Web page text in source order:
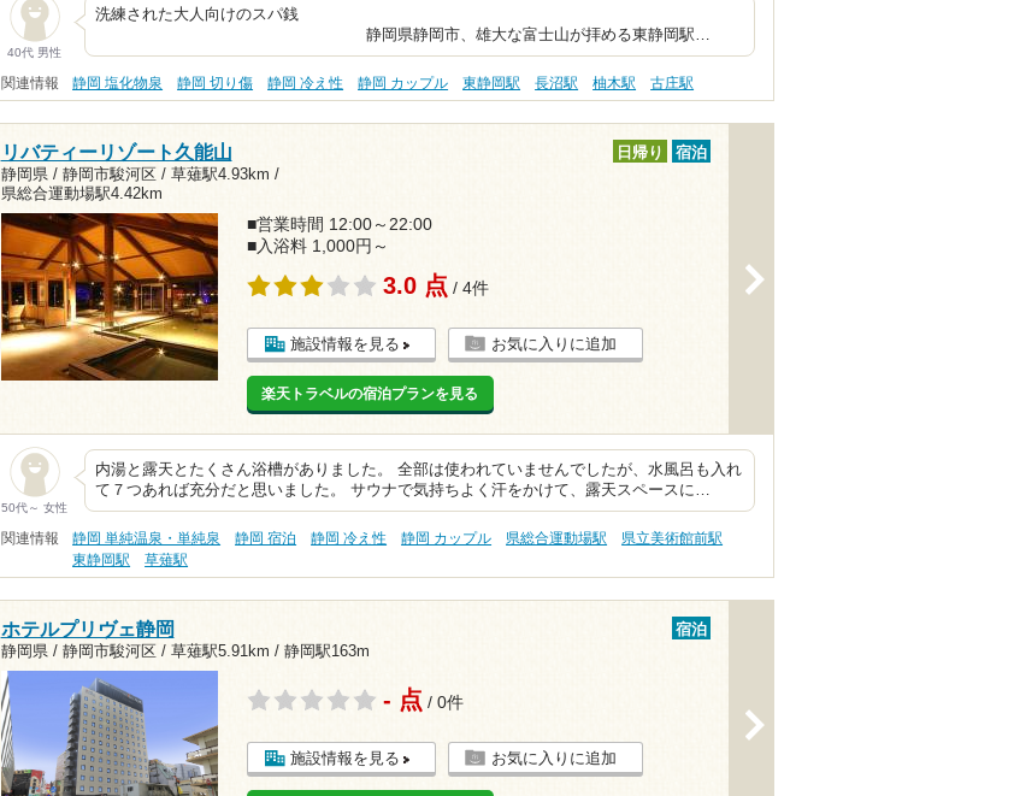
40代 男性
洗練された大人向けのスパ銭
静岡県静岡市、雄大な富士山が拝める東静岡駅…
関連情報 静岡 塩化物泉 静岡 切り傷 静岡 冷え性 静岡 カップル 東静岡駅 長沼駅 柚木駅 古庄駅
リバティーリゾート久能山
静岡県 / 静岡市駿河区 / 草薙駅4.93km /
県総合運動場駅4.42km
日帰り 宿泊
■営業時間 12:00～22:00
■入浴料 1,000円～
3.0 点 / 4件
施設情報を見る お気に入りに追加
楽天トラベルの宿泊プランを見る
50代～ 女性
内湯と露天とたくさん浴槽がありました。 全部は使われていませんでしたが、水風呂も入れ
て７つあれば充分だと思いました。 サウナで気持ちよく汗をかけて、露天スペースに…
関連情報 静岡 単純温泉・単純泉 静岡 宿泊 静岡 冷え性 静岡 カップル 県総合運動場駅
県立美術館前駅
東静岡駅
草薙駅
ホテルプリヴェ静岡
静岡県 / 静岡市駿河区 / 草薙駅5.91km / 静岡駅163m
宿泊
- 点 / 0件
施設情報を見る お気に入りに追加